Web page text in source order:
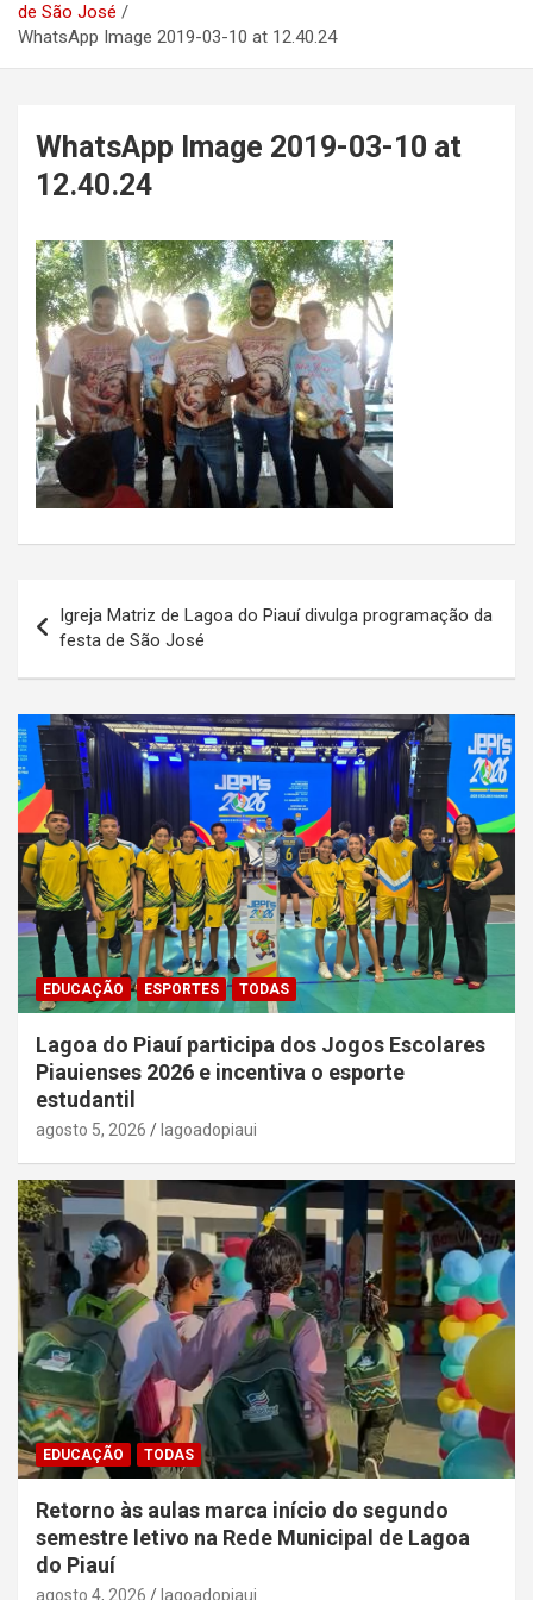
de São José
WhatsApp Image 2019-03-10 at 12.40.24
WhatsApp Image 2019-03-10 at
12.40.24
de
Post
Igreja Matriz de Lagoa do Piauí divulga programação da
festa de São José
EDUCAÇÃO ESPORTES TODAS
Lagoa do Piauí participa dos Jogos Escolares
Piauienses 2026 e incentiva o esporte
estudantil
agosto 5, 2026 lagoadopiaui
EDUCAÇÃO TODAS
Retorno às aulas marca início do segundo
semestre letivo na Rede Municipal de Lagoa
do Piauí
agosto 4, 2026 lagoadopiaui